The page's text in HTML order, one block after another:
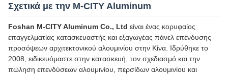
Σχετικά με την M-CITY Aluminum
Foshan M-CITY Aluminum Co., Ltd είναι ένας κορυφαίος
επαγγελματίας κατασκευαστής και εξαγωγέας πάνελ επένδυσης
προσόψεων αρχιτεκτονικού αλουμινίου στην Κίνα. Ιδρύθηκε το
2008, ειδικευόμαστε στην κατασκευή, τον σχεδιασμό και την
πώληση επενδύσεων αλουμινίου, περσίδων αλουμινίου και